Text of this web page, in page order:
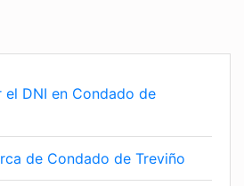
DNI en Condado de
de Condado de Treviño